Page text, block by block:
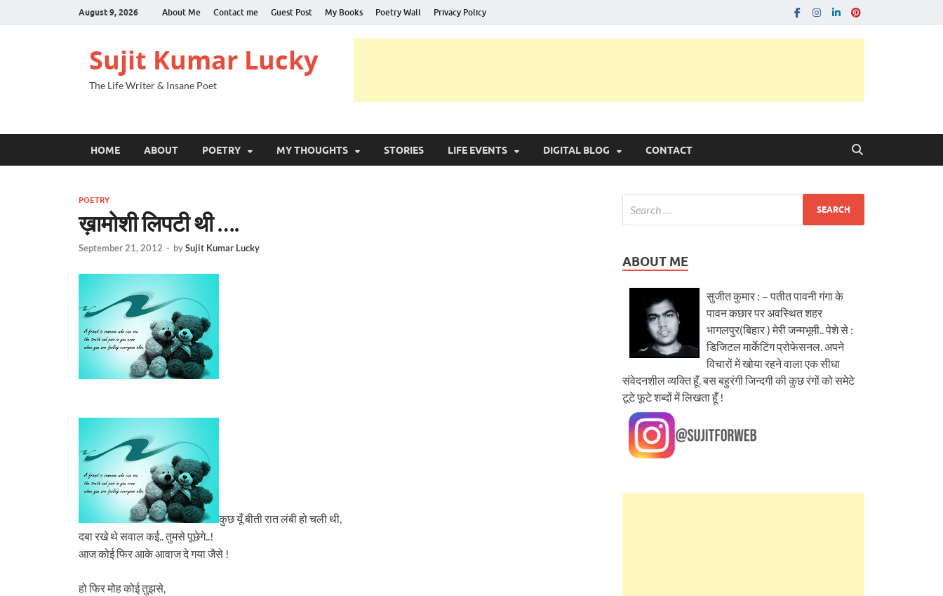
August 9, 2026 About Me Contact me Guest Post My Books Poetry Wall Privacy Policy
Sujit Kumar Lucky
The Life Writer & Insane Poet
HOME ABOUT POETRY MY THOUGHTS STORIES LIFE EVENTS DIGITAL BLOG CONTACT
POETRY
ख़ामोशी लिपटी थी ….
September 21, 2012 - bySujit Kumar Lucky
कुछ यूँ बीती रात लंबी हो चली थी,
दबा रखे थे सवाल कई.. तुमसे पूछेगे..!
आज कोई फिर आके आवाज दे गया जैसे !
हो फिर मोह कोई तुझसे,
ABOUT ME
सुजीत कुमार : – पतीत पावनी गंगा के
पावन कछार पर अवस्थित शहर
भागलपुर(बिहार ) मेरी जन्मभूमी.. पेशे से :
डिजिटल मार्केटिंग प्रोफेसनल. अपने
विचारों में खोया रहने वाला एक सीधा
संवेदनशील व्यक्ति हूँ. बस बहुरंगी जिन्दगी की कुछ रंगों को समेटे
टूटे फूटे शब्दों में लिखता हूँ !